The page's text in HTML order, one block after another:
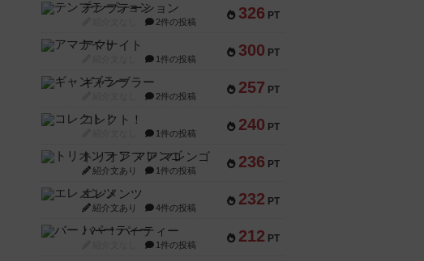
326 PT
テンプテーション
2件の投稿
300 PT
アマナイト
1件の投稿
257 PT
ギャンブラー
2件の投稿
240 PT
コレクト！
1件の投稿
236 PT
トリオンフ ア マレンゴ
紹介文あり 1件の投稿
232 PT
エレメンツ
紹介文あり 4件の投稿
212 PT
バー！パーティー
1件の投稿